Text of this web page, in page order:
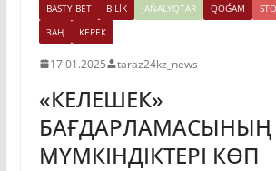
BASTY BET BILİK JAŃALYQTAR QOǴAM
ЗАҢ
КЕРЕК
17.01.2025 taraz24kz_news
«КЕЛЕШЕК»
БАҒДАРЛАМАСЫНЫҢ
МҮМКІНДІКТЕРІ КӨП